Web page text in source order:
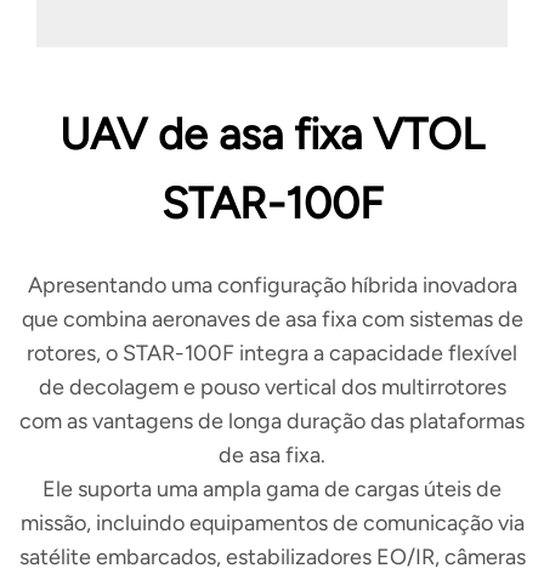
UAV de asa fixa VTOL
STAR-100F
Apresentando uma configuração híbrida inovadora
que combina aeronaves de asa fixa com sistemas de
rotores, o STAR-100F integra a capacidade flexível
de decolagem e pouso vertical dos multirrotores
com as vantagens de longa duração das plataformas
de asa fixa.
Ele suporta uma ampla gama de cargas úteis de
missão, incluindo equipamentos de comunicação via
satélite embarcados, estabilizadores EO/IR, câmeras